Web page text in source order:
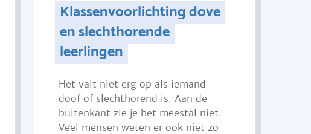
Klassenvoorlichting dove
en slechthorende
leerlingen
Het valt niet erg op als iemand
doof of slechthorend is. Aan de
buitenkant zie je het meestal niet.
Veel mensen weten er ook niet zo